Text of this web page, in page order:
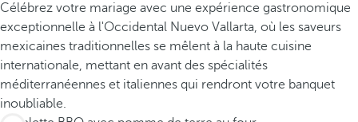
Célébrez votre mariage avec une expérience gastronomique
exceptionnelle à l'Occidental Nuevo Vallarta, où les saveurs
mexicaines traditionnelles se mêlent à la haute cuisine
internationale, mettant en avant des spécialités
méditerranéennes et italiennes qui rendront votre banquet
inoubliable.